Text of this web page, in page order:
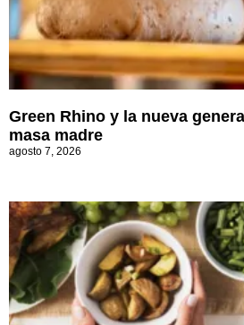
Green Rhino y la nueva
masa madre
agosto 7, 2026